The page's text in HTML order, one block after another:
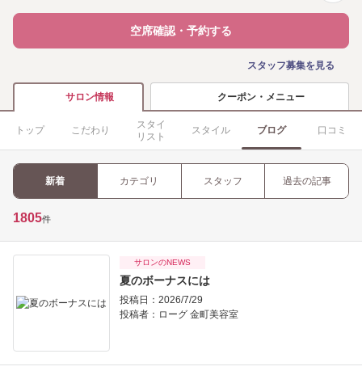
空席確認・予約する
スタッフ募集を見る
サロン情報 クーポン・メニュー
トップ こだわり
スタイ
リスト
スタイル ブログ 口コミ
新着 カテゴリ スタッフ 過去の記事
1805件
サロンのNEWS
夏のボーナスには
投稿日：2026/7/29
投稿者： ローグ 金町美容室